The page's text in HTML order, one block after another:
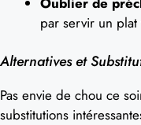
par servir un
Alternatives et
Pas envie de chou ce
substitutions